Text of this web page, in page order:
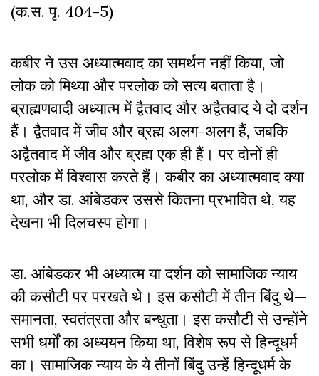
(क.स. पृ. 404-5)
कबीर ने उस अध्यात्मवाद का समर्थन नहीं किया, जो
लोक को मिथ्या और परलोक को सत्य बताता है।
ब्राह्मणवादी अध्यात्म में द्वैतवाद और अद्वैतवाद ये दो दर्शन
हैं। द्वैतवाद में जीव और ब्रह्म अलग-अलग हैं, जबकि
अद्वैतवाद में जीव और ब्रह्म एक ही हैं। पर दोनों ही
परलोक में विश्वास करते हैं। कबीर का अध्यात्मवाद क्या
था, और डा. आंबेडकर उससे कितना प्रभावित थे, यह
देखना भी दिलचस्प होगा।
डा. आंबेडकर भी अध्यात्म या दर्शन को सामाजिक न्याय
की कसौटी पर परखते थे। इस कसौटी में तीन बिंदु थे—
समानता, स्वतंत्रता और बन्धुता। इस कसौटी से उन्होंने
सभी धर्मों का अध्ययन किया था, विशेष रूप से हिन्दूधर्म
का। सामाजिक न्याय के ये तीनों बिंदु उन्हें हिन्दूधर्म के